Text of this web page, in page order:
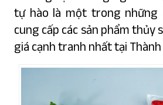
tự hào là một trong những
cung cấp các sản phẩm thủy
giá cạnh tranh nhất tại Thành